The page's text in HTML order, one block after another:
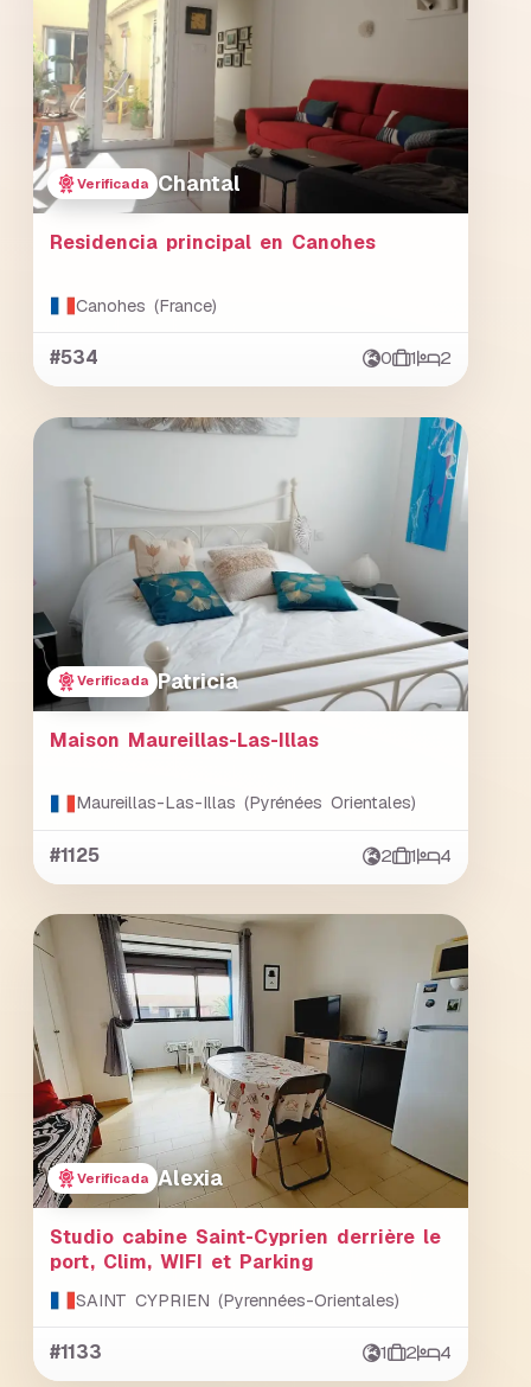
Verificada Chantal
Residencia principal en Canohes
Canohes (France)
#534 0 1 2
Verificada Patricia
Maison Maureillas-Las-Illas
Maureillas-Las-Illas (Pyrénées Orientales)
#1125 2 1 4
Verificada Alexia
Studio cabine Saint-Cyprien derrière le
port, Clim, WIFI et Parking
SAINT CYPRIEN (Pyrennées-Orientales)
#1133 1 2 4